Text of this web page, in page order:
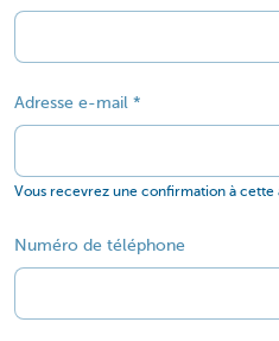
Adresse e-mail
Vous recevrez une confirmation à cette
Numéro de téléphone